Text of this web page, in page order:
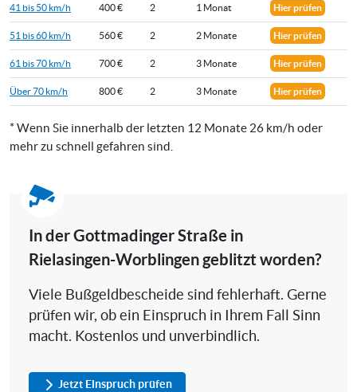
41 bis 50 km/h 400 € 2 1 Monat Hier prüfen
51 bis 60 km/h 560 € 2 2 Monate Hier prüfen
61 bis 70 km/h 700 € 2 3 Monate Hier prüfen
Über 70 km/h 800 € 2 3 Monate Hier prüfen
* Wenn Sie innerhalb der letzten 12 Monate 26 km/h oder
mehr zu schnell gefahren sind.
In der Gottmadinger Straße in
Rielasingen-Worblingen geblitzt worden?
Viele Bußgeldbescheide sind fehlerhaft. Gerne
prüfen wir, ob ein Einspruch in Ihrem Fall Sinn
macht. Kostenlos und unverbindlich.
Jetzt Einspruch prüfen